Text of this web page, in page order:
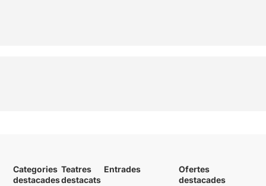
Categories
destacades
Teatres
destacats
Entrades
Ofertes
destacades